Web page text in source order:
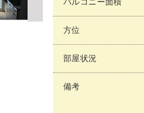
バルコニー面積
方位
部屋状況
備考